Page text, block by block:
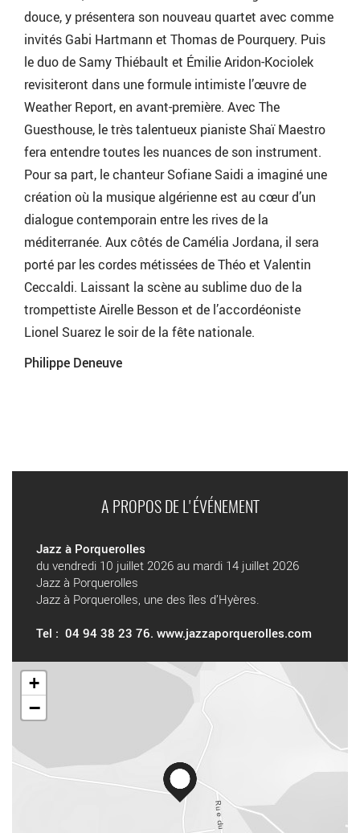
douce, y présentera son nouveau quartet avec comme
invités Gabi Hartmann et Thomas de Pourquery. Puis
le duo de Samy Thiébault et Émilie Aridon-Kociolek
revisiteront dans une formule intimiste l’œuvre de
Weather Report, en avant-première. Avec The
Guesthouse, le très talentueux pianiste Shaï Maestro
fera entendre toutes les nuances de son instrument.
Pour sa part, le chanteur Sofiane Saidi a imaginé une
création où la musique algérienne est au cœur d’un
dialogue contemporain entre les rives de la
méditerranée. Aux côtés de Camélia Jordana, il sera
porté par les cordes métissées de Théo et Valentin
Ceccaldi. Laissant la scène au sublime duo de la
trompettiste Airelle Besson et de l’accordéoniste
Lionel Suarez le soir de la fête nationale.
Philippe Deneuve
A PROPOS DE L'ÉVÉNEMENT
Jazz à Porquerolles
du vendredi 10 juillet 2026 au mardi 14 juillet 2026
Jazz à Porquerolles
Jazz à Porquerolles, une des îles d’Hyères.
Tel : 04 94 38 23 76. www.jazzaporquerolles.com
+
−